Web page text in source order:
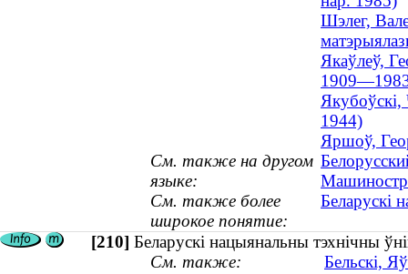
Шэлег,
Якаўлеў,
Якубоўскі,
1944)
Яршоў,
См. также на другом
языке:
См. также более
широкое понятие:
Беларускі
[210] Беларускі нацыянальны тэхнічны
См. также:
Бельскі,